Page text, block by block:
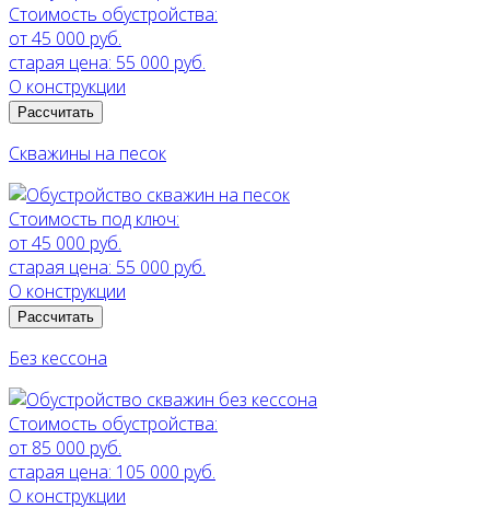
Стоимость обустройства:
от 45 000 руб.
старая цена: 55 000 руб.
О конструкции
Рассчитать
Скважины на песок
Стоимость под ключ:
от 45 000 руб.
старая цена: 55 000 руб.
О конструкции
Рассчитать
Без кессона
Стоимость обустройства:
от 85 000 руб.
старая цена: 105 000 руб.
О конструкции